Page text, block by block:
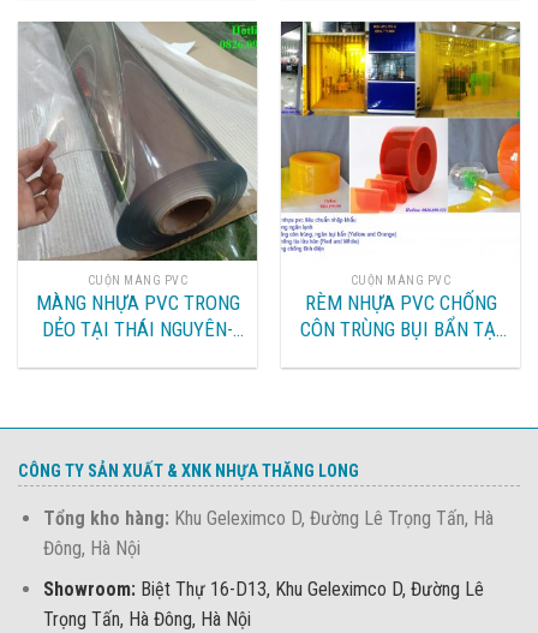
DẺO TẠI HÀ NỘI
MỎNG CHẤT LƯỢNG CAO
CUỘN MÀNG PVC
MÀNG NHỰA PVC TRONG
DẺO TẠI THÁI NGUYÊN-
HÒA
CUỘN MÀNG PVC
RÈM NHỰA PVC CHỐNG
CÔN TRÙNG BỤI BẨN TẠI
ĐÀ NẴNG
CÔNG TY SẢN XUẤT & XNK NHỰA THĂNG LONG
Tổng kho hàng: Khu Geleximco D, Đường Lê Trọng Tấn, Hà
Đông, Hà Nội
Showroom: Biệt Thự 16-D13, Khu Geleximco D, Đường Lê
Trọng Tấn, Hà Đông, Hà Nội